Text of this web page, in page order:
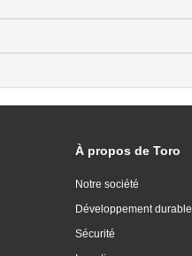
À propos de Toro
Notre société
Développement durable
Sécurité